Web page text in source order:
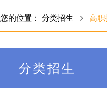
您的位置： 分类招生 高职
分类招生